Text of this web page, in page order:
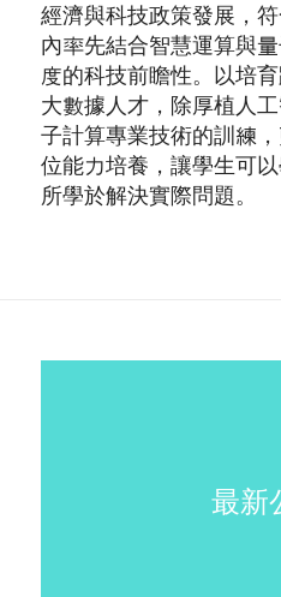
經濟與科技政策發展，
內率先結合智慧運算與
度的科技前瞻性。以培
大數據人才，除厚植人
子計算專業技術的訓練
位能力培養，讓學生可
所學於解決實際問題。
最新